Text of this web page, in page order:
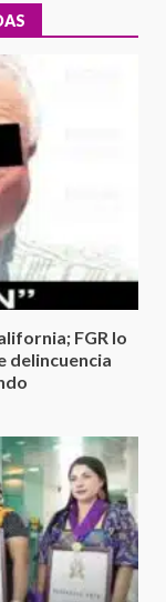
FGR lo
delincuencia
social para
Montiel
en
refuerza
en San